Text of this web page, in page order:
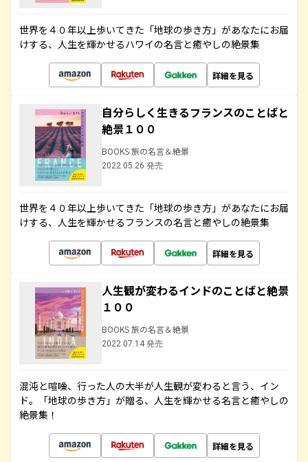
世界を４０年以上歩いてきた「地球の歩き方」があなたにお届
けする、人生を輝かせるハワイの名言と癒やしの絶景集
詳細を見る
自分らしく生きるフランスのことばと
絶景１００
BOOKS 旅の名言＆絶景
2022.05.26 発売
世界を４０年以上歩いてきた「地球の歩き方」があなたにお届
けする、人生を輝かせるフランスの名言と癒やしの絶景集
詳細を見る
人生観が変わるインドのことばと絶景
１００
BOOKS 旅の名言＆絶景
2022.07.14 発売
混沌と喧噪、行った人の大半が人生観が変わると言う、イン
ド。「地球の歩き方」が贈る、人生を輝かせる名言と癒やしの
絶景集！
詳細を見る